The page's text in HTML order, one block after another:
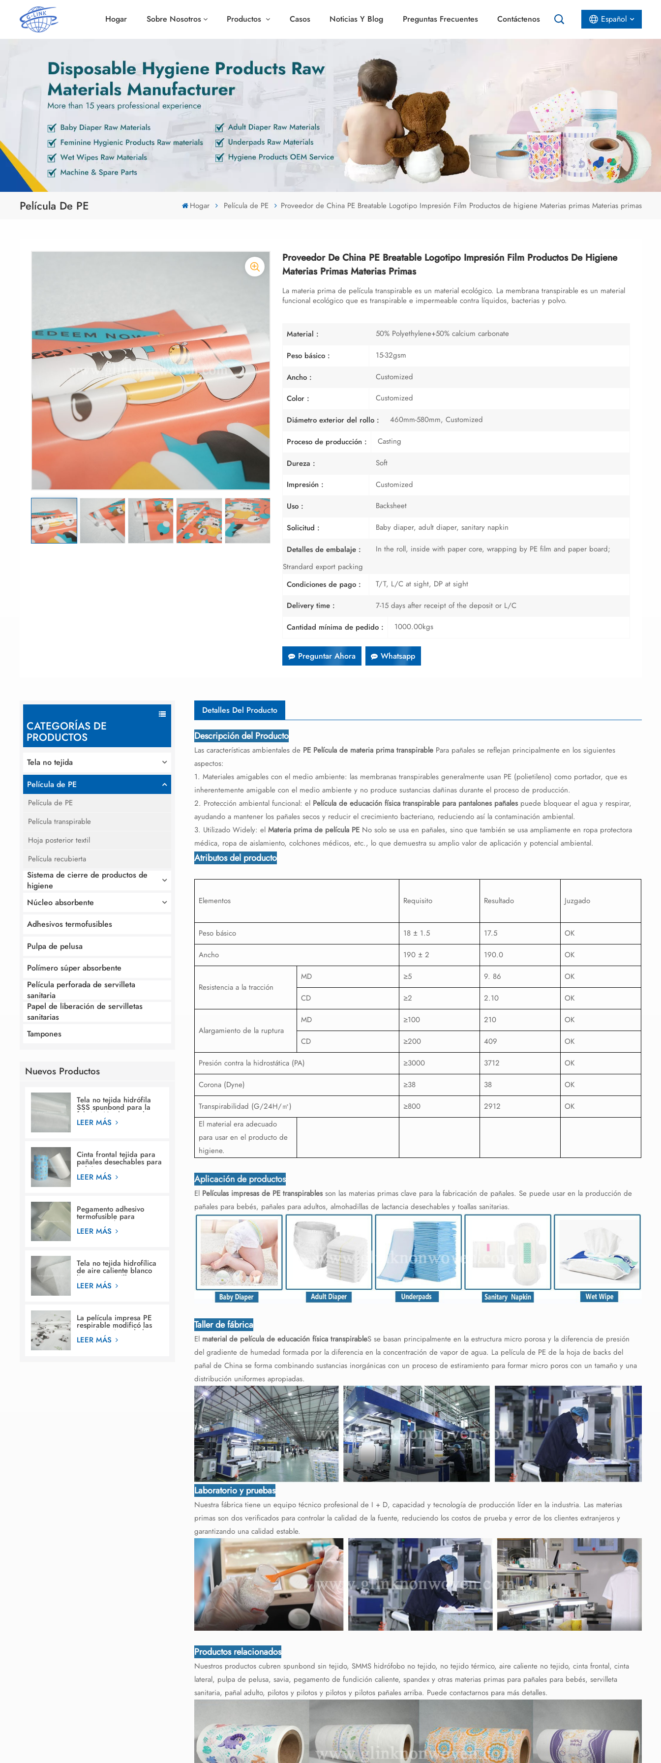
Hogar Sobre Nosotros Productos Casos Noticias Y Blog Preguntas Frecuentes Contáctenos Español
عربي
Película De PE Hogar Película de PE Proveedor de China PE Breatable Logotipo Impresión Film Productos de higiene Materias primas Materias primas
Proveedor De China PE Breatable Logotipo Impresión Film Productos De Higiene
Materias Primas Materias Primas
La materia prima de película transpirable es un material ecológico. La membrana transpirable es un material
funcional ecológico que es transpirable e impermeable contra líquidos, bacterias y polvo.
Material : 50% Polyethylene+50% calcium carbonate
Peso básico : 15-32gsm
Ancho : Customized
Color : Customized
Diámetro exterior del rollo : 460mm-580mm, Customized
Proceso de producción : Casting
Dureza : Soft
Impresión : Customized
Uso : Backsheet
Solicitud : Baby diaper, adult diaper, sanitary napkin
Detalles de embalaje :
In the roll, inside with paper core, wrapping by PE film and paper board;
Strandard export packing
Condiciones de pago :
T/T, L/C at sight, DP at sight
Delivery time : 7-15 days after receipt of the deposit or L/C
Cantidad mínima de pedido : 1000.00kgs
Preguntar Ahora Whatsapp
CATEGORÍAS DE
PRODUCTOS
Tela no tejida
Película de PE
Película de PE
Película transpirable
Hoja posterior textil
Película recubierta
Sistema de cierre de productos de
higiene
Núcleo absorbente
Adhesivos termofusibles
Pulpa de pelusa
Polímero súper absorbente
Película perforada de servilleta
sanitaria
Papel de liberación de servilletas
sanitarias
Tampones
Nuevos Productos
Tela no tejida hidrófila
SSS spunbond para la
fabricación de pañales
para bebés
LEER MÁS
Cinta frontal tejida para
pañales desechables para
bebés.
LEER MÁS
Pegamento adhesivo
termofusible para
estructura de construcción
en pañales para bebés
LEER MÁS
Tela no tejida hidrofílica
de aire caliente blanco
liso para servilleta
sanitaria femenina
LEER MÁS
La película impresa PE
respirable modificó las
materias primas de la
película de la hoja
LEER MÁS
Detalles Del Producto
Descripción del Producto
Las características ambientales de PE Película de materia prima transpirable Para pañales se reflejan principalmente en los siguientes
aspectos:
1. Materiales amigables con el medio ambiente: las membranas transpirables generalmente usan PE (polietileno) como portador, que es
inherentemente amigable con el medio ambiente y no produce sustancias dañinas durante el proceso de producción.
2. Protección ambiental funcional: el Película de educación física transpirable para pantalones pañalespuede bloquear el agua y respirar,
ayudando a mantener los pañales secos y reducir el crecimiento bacteriano, reduciendo así la contaminación ambiental.
3. Utilizado Widely: elMateria prima de película PE No solo se usa en pañales, sino que también se usa ampliamente en ropa protectora
médica, ropa de aislamiento, colchones médicos, etc., lo que demuestra su amplio valor de aplicación y potencial ambiental.
Atributos del producto
Elementos Requisito Resultado Juzgado
Peso básico 18 ± 1.5 17.5
OK
Ancho
190 ± 2 190.0 OK
Resistencia a la tracción
MD ≥5 9. 86
OK
CD
≥2 2.10 OK
Alargamiento de la ruptura
MD ≥100 210
OK
CD
≥200 409
OK
Presión contra la hidrostática (PA)
≥3000 3712
OK
Corona (Dyne)
≥38 38
OK
Transpirabilidad (G/24H/㎡) ≥800 2912
OK
El material era adecuado
para usar en el producto de
higiene.
Aplicación de productos
El Películas impresas de PE transpirablesson las materias primas clave para la fabricación de pañales. Se puede usar en la producción de
pañales para bebés, pañales para adultos, almohadillas de lactancia desechables y toallas sanitarias.
Taller de fábrica
El material de película de educación física transpirableS se basan principalmente en la estructura micro porosa y la diferencia de presión
del gradiente de humedad formada por la diferencia en la concentración de vapor de agua. La película de PE de la hoja de backs del
pañal de China se forma combinando sustancias inorgánicas con un proceso de estiramiento para formar micro poros con un tamaño y una
distribución uniformes apropiadas.
Laboratorio y pruebas
Nuestra fábrica tiene un equipo técnico profesional de I + D, capacidad y tecnología de producción líder en la industria. Las materias
primas son dos verificados para controlar la calidad de la fuente, reduciendo los costos de prueba y error de los clientes extranjeros y
garantizando una calidad estable.
Productos relacionados
Nuestros productos cubren spunbond sin tejido, SMMS hidrófobo no tejido, no tejido térmico, aire caliente no tejido, cinta frontal, cinta
lateral, pulpa de pelusa, savia, pegamento de fundición caliente, spandex y otras materias primas para pañales para bebés, servilleta
sanitaria, pañal adulto, pilotos y pilotos y pilotos y pilotos pañales arriba. Puede contactarnos para más detalles.